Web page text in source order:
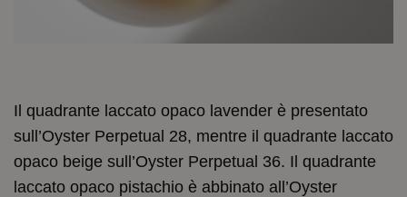
Il quadrante laccato opaco lavender è presentato
sull’Oyster Perpetual 28, mentre il quadrante laccato
opaco beige sull’Oyster Perpetual 36. Il quadrante
laccato opaco pistachio è abbinato all’Oyster